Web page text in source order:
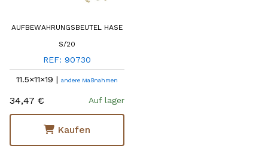
AUFBEWAHRUNGSBEUTEL HASE
S/20
REF: 90730
11.5×11×19 | andere Maßnahmen
34,47 € Auf lager
Kaufen